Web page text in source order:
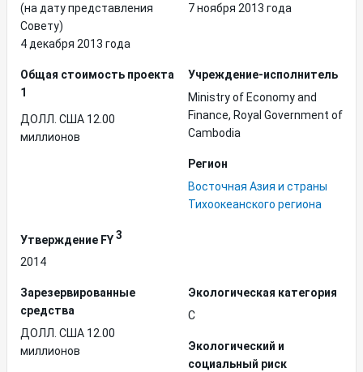
(на дату представления
Совету)
4 декабря 2013 года
7 ноября 2013 года
Общая стоимость проекта
1
ДОЛЛ. США 12.00
миллионов
Учреждение-исполнитель
Ministry of Economy and
Finance, Royal Government of
Cambodia
Регион
Восточная Азия и страны
Тихоокеанского региона
Утверждение FY3
2014
Зарезервированные
средства
ДОЛЛ. США 12.00
миллионов
Экологическая категория
C
Экологический и
социальный риск